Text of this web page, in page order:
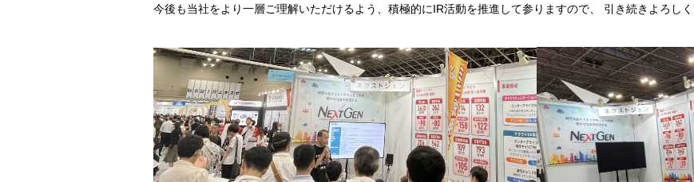
今後も当社をより一層ご理解いただけるよう、積極的にIR活動を推進して参りますので、 引き続きよろしく